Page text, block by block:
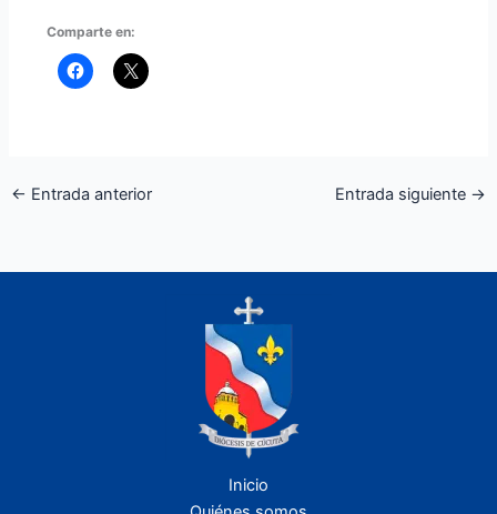
Comparte en:
← Entrada anterior Entrada siguiente →
Inicio